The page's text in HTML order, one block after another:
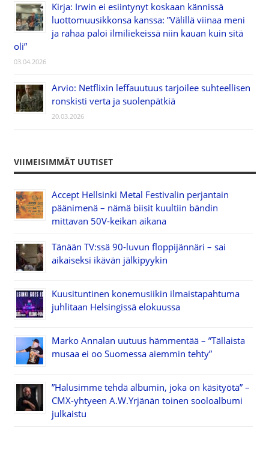
Kirja: Irwin ei esiintynyt koskaan kännissä
luottomuusikkonsa kanssa: ”Välillä viinaa meni
ja rahaa paloi ilmiliekeissä niin kauan kuin sitä
oli”
03.04.2026
Arvio: Netflixin leffauutuus tarjoilee suhteellisen
ronskisti verta ja suolenpätkiä
20.03.2026
VIIMEISIMMÄT UUTISET
Accept Hellsinki Metal Festivalin perjantain
päänimenä – nämä biisit kuultiin bändin
mittavan 50V-keikan aikana
Tänään TV:ssä 90-luvun floppijännäri – sai
aikaiseksi ikävän jälkipyykin
Kuusituntinen konemusiikin ilmaistapahtuma
juhlitaan Helsingissä elokuussa
Marko Annalan uutuus hämmentää – ”Tällaista
musaa ei oo Suomessa aiemmin tehty”
”Halusimme tehdä albumin, joka on käsityötä” –
CMX-yhtyeen A.W.Yrjänän toinen sooloalbumi
julkaistu